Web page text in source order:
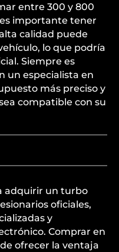
entre 300 y 800
importante tener
calidad puede
lo que podría
Siempre es
un especialista en
más preciso y
compatible con su
adquirir un turbo
oficiales,
y
Comprar en
ofrecer la ventaja